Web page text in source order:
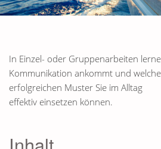
In Einzel- oder Gruppenarbeiten
Kommunikation ankommt und
erfolgreichen Muster Sie im Alltag
effektiv einsetzen können.